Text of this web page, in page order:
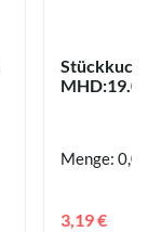
Menge:
3,19 €